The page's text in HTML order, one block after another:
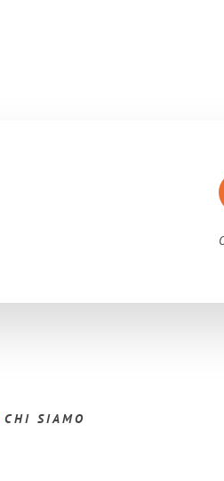
CHI SIAMO